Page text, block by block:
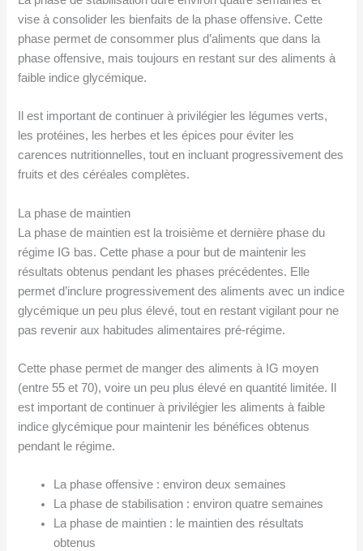
vise à consolider les bienfaits de la phase offensive. Cette
phase permet de consommer plus d’aliments que dans la
phase offensive, mais toujours en restant sur des aliments à
faible indice glycémique.
Il est important de continuer à privilégier les légumes verts,
les protéines, les herbes et les épices pour éviter les
carences nutritionnelles, tout en incluant progressivement des
fruits et des céréales complètes.
La phase de maintien
La phase de maintien est la troisième et dernière phase du
régime IG bas. Cette phase a pour but de maintenir les
résultats obtenus pendant les phases précédentes. Elle
permet d’inclure progressivement des aliments avec un indice
glycémique un peu plus élevé, tout en restant vigilant pour ne
pas revenir aux habitudes alimentaires pré-régime.
Cette phase permet de manger des aliments à IG moyen
(entre 55 et 70), voire un peu plus élevé en quantité limitée. Il
est important de continuer à privilégier les aliments à faible
indice glycémique pour maintenir les bénéfices obtenus
pendant le régime.
La phase offensive : environ deux semaines
La phase de stabilisation : environ quatre semaines
La phase de maintien : le maintien des résultats
obtenus